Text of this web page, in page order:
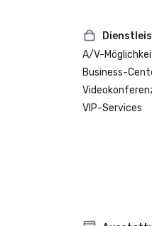
A/V-
Business-
VIP-Services